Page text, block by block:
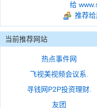
给
推荐
当前推荐网站
热点事件网
飞视美视频会议系.
寻钱网P2P投资理财.
友团